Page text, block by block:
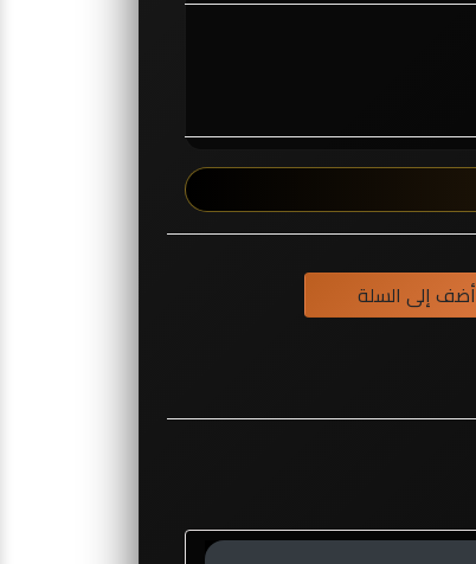
أضف إلى السلة